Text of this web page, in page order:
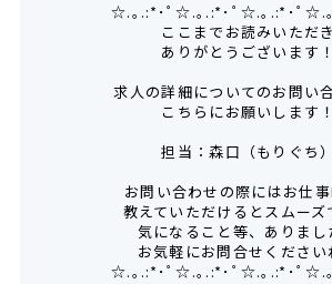
☆.｡.:*･ﾟ☆.｡.:*･ﾟ☆.｡.:*･ﾟ☆.
ここまでお読みいただき
ありがとうございます！
求人の詳細についてのお問い
こちらにお願いします！
担当：森口（もりぐち）
お問い合わせの際にはお仕
教えていただけるとスムーズ
気になること等、ありまし
お気軽にお問合せくださ
☆.｡.:*･ﾟ☆.｡.:*･ﾟ☆.｡.:*･ﾟ☆.